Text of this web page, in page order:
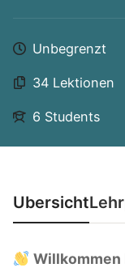
Unbegrenzt
34 Lektionen
6 Students
Übersicht
Willkommen